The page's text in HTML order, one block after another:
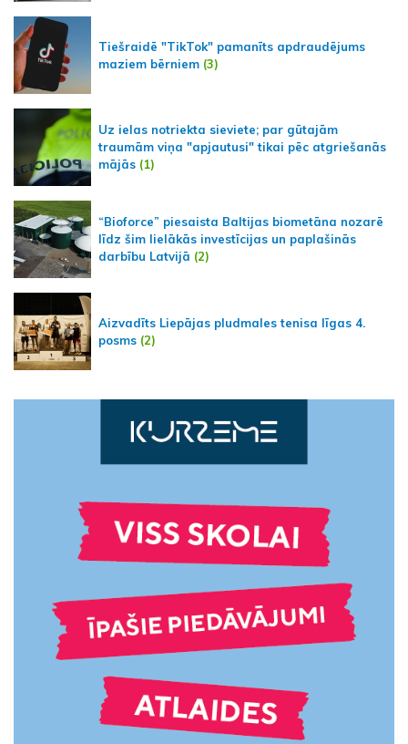
Tiešraidē "TikTok" pamanīts apdraudējums
maziem bērniem (3)
Uz ielas notriekta sieviete; par gūtajām
traumām viņa "apjautusi" tikai pēc atgriešanās
mājās (1)
“Bioforce” piesaista Baltijas biometāna nozarē
līdz šim lielākās investīcijas un paplašinās
darbību Latvijā (2)
Aizvadīts Liepājas pludmales tenisa līgas 4.
posms (2)